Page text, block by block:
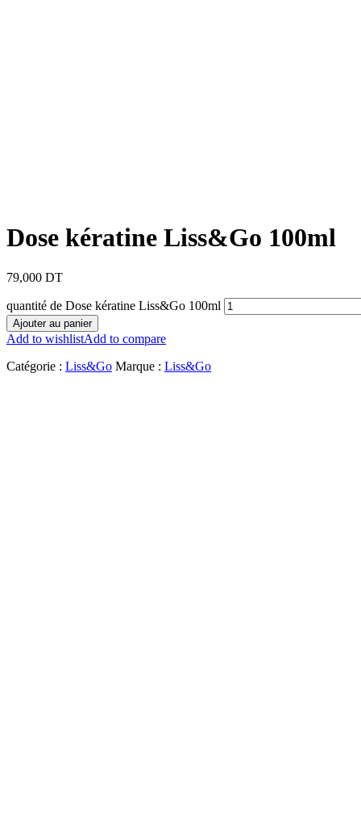
Dose kératine Liss&Go 100ml
79,000 DT
quantité de Dose kératine Liss&Go 100ml
Ajouter au panier
Add to wishlistAdd to compare
Catégorie : Liss&Go Marque : Liss&Go